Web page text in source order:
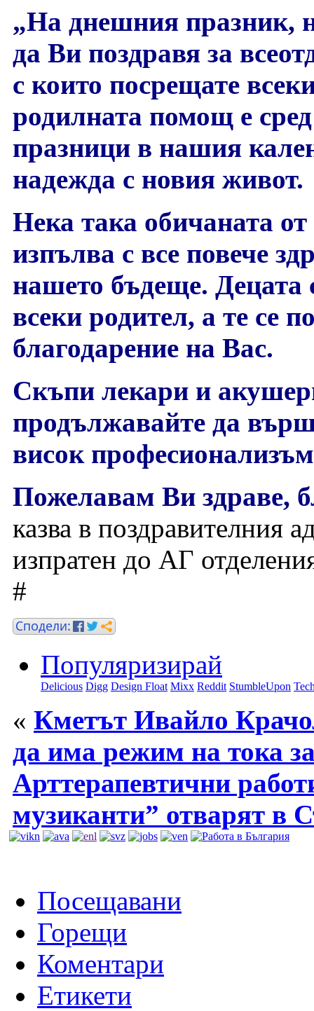
„На днешния празник,
да Ви поздравя за
с които посрещате
родилната помощ е
празници в нашия
надежда с новия живот.
Нека така обичаната
изпълва с все повече
нашето бъдеще. Децата
всеки родител, а те се
благодарение на Вас.
Скъпи лекари и
продължавайте да
висок
Пожелавам Ви здраве,
казва в поздравителния
изпратен до АГ
#
Популяризирай
Delicious Digg Design Float Mixx Reddit StumbleUpon
« Кметът Ивайло
да има режим на тока
Арттерапевтични
музиканти” отварят в
Посещавани
Горещи
Коментари
Етикети